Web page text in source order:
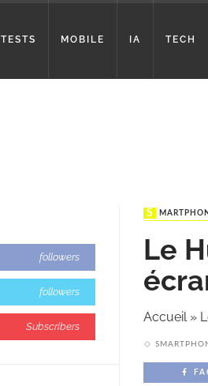
TESTS MOBILE IA TECH
Le
Accueil»
followers
followers
Subscribers